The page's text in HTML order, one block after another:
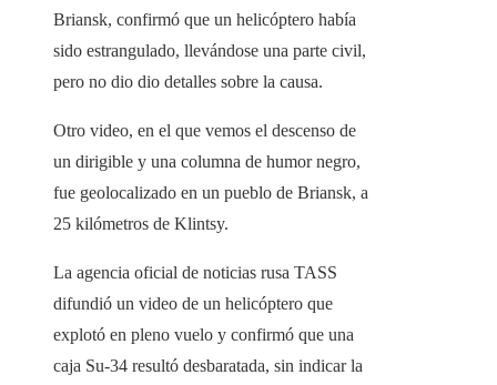
Briansk, confirmó que un helicóptero había
sido estrangulado, llevándose una parte civil,
pero no dio dio detalles sobre la causa.
Otro video, en el que vemos el descenso de
un dirigible y una columna de humor negro,
fue geolocalizado en un pueblo de Briansk, a
25 kilómetros de Klintsy.
La agencia oficial de noticias rusa TASS
difundió un video de un helicóptero que
explotó en pleno vuelo y confirmó que una
caja Su-34 resultó desbaratada, sin indicar la